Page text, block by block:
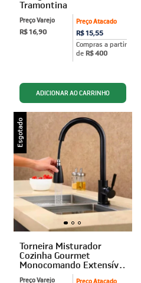
Tramontina
Preço Atacado
R$ 15,55
Compras a partir
de R$ 400
Preço Varejo
R$ 16,90
Esgotado
Torneira Misturador
Cozinha Gourmet
Monocomando Extensível
Preço Atacado
Preço Varejo